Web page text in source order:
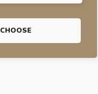
CHOOSE